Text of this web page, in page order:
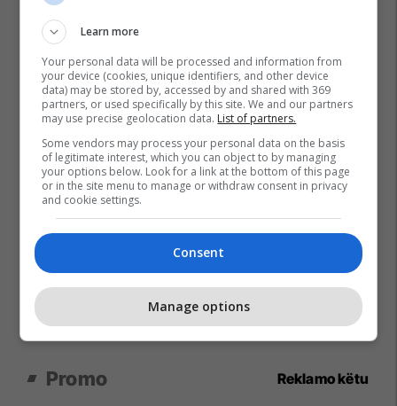
Promo Reklamo këtu
Learn more
Your personal data will be processed and information from
your device (cookies, unique identifiers, and other device
data) may be stored by, accessed by and shared with 369
partners, or used specifically by this site. We and our partners
may use precise geolocation data. List of partners.
Some vendors may process your personal data on the basis
of legitimate interest, which you can object to by managing
your options below. Look for a link at the bottom of this page
or in the site menu to manage or withdraw consent in privacy
and cookie settings.
Consent
Manage options